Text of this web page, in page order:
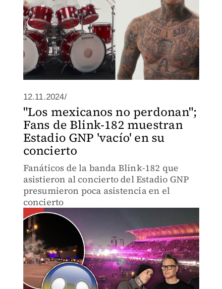
12.11.2024/
"Los mexicanos no perdonan";
Fans de Blink-182 muestran
Estadio GNP 'vacío' en su
concierto
Fanáticos de la banda Blink-182 que
asistieron al concierto del Estadio GNP
presumieron poca asistencia en el
concierto